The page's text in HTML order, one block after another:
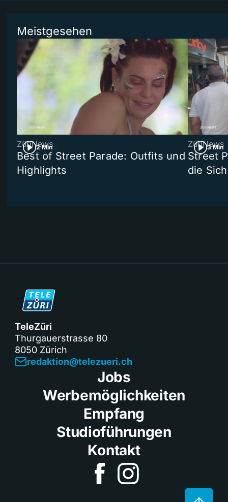
Meistgesehen
2 Min
ZüriNews
Best of Street Parade: Outfits und
Highlights
3 Min
ZüriNews
Street
die
TeleZüri
Thurgauerstrasse 80
8050 Zürich
redaktion@telezueri.ch
Jobs
Werbemöglichkeiten
Empfang
Studioführungen
Kontakt